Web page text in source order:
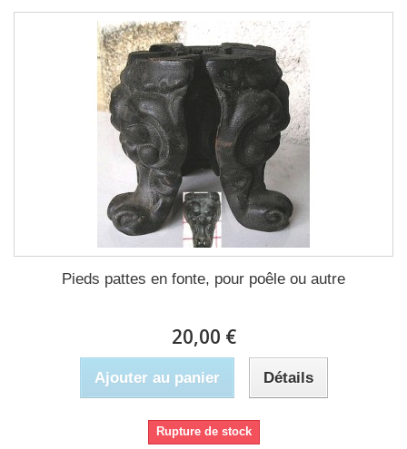
Pieds pattes en fonte, pour poêle ou autre
20,00 €
Ajouter au panier Détails
Rupture de stock